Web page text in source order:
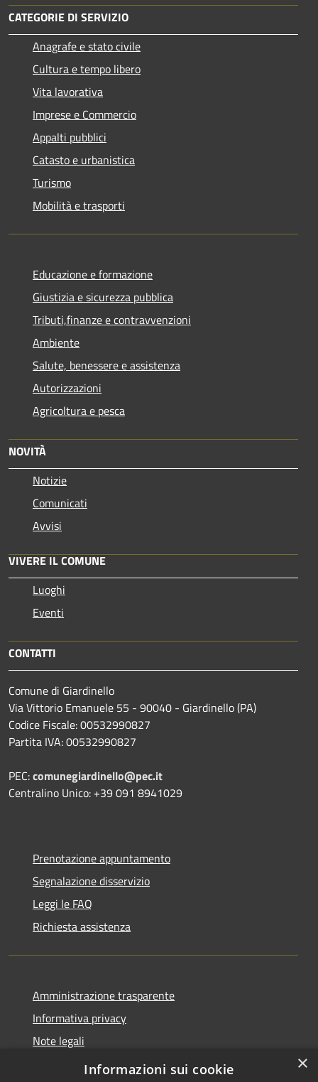
CATEGORIE DI SERVIZIO
Anagrafe e stato civile
Cultura e tempo libero
Vita lavorativa
Imprese e Commercio
Appalti pubblici
Catasto e urbanistica
Turismo
Mobilità e trasporti
Educazione e formazione
Giustizia e sicurezza pubblica
Tributi,finanze e contravvenzioni
Ambiente
Salute, benessere e assistenza
Autorizzazioni
Agricoltura e pesca
NOVITÀ
Notizie
Comunicati
Avvisi
VIVERE IL COMUNE
Luoghi
Eventi
CONTATTI
Comune di Giardinello
Via Vittorio Emanuele 55 - 90040 - Giardinello (PA)
Codice Fiscale: 00532990827
Partita IVA: 00532990827
PEC:comunegiardinello@pec.it
Centralino Unico: +39 091 8941029
Prenotazione appuntamento
Segnalazione disservizio
Leggi le FAQ
Richiesta assistenza
Amministrazione trasparente
Informativa privacy
Note legali
Dichiarazione di accessibilità
×
Informazioni sui cookie